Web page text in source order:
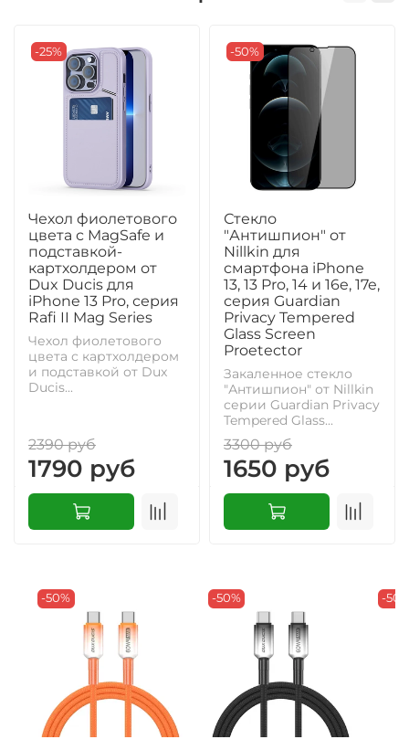
-25%
Чехол фиолетового
цвета с MagSafe и
подставкой-
картхолдером от
Dux Ducis для
iPhone 13 Pro, серия
Rafi II Mag Series
Чехол фиолетового
цвета с картхолдером
и подставкой от Dux
Ducis...
2390 руб
1790 руб
-50%
Стекло
"Антишпион" от
Nillkin для
смартфона iPhone
13, 13 Pro, 14 и 16e, 17e,
серия Guardian
Privacy Tempered
Glass Screen
Proetector
Закаленное стекло
"Антишпион" от Nillkin
серии Guardian Privacy
Tempered Glass...
3300 руб
1650 руб
-50% -50% -